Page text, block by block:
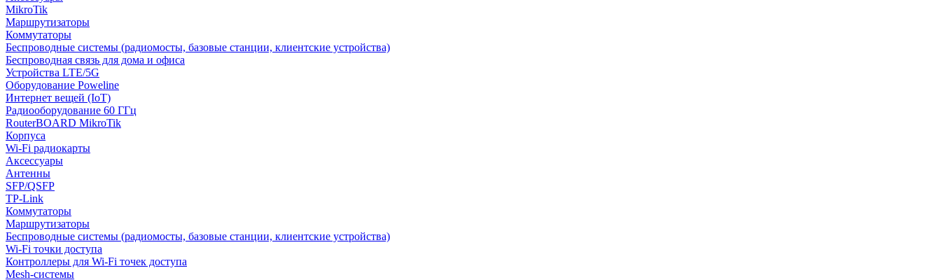
MikroTik
Маршрутизаторы
Коммутаторы
Беспроводные системы (радиомосты, базовые станции, клиентские устройства)
Беспроводная связь для дома и офиса
Устройства LTE/5G
Оборудование Poweline
Интернет вещей (IoT)
Радиооборудование 60 ГГц
RouterBOARD MikroTik
Корпуса
Wi-Fi радиокарты
Аксессуары
Антенны
SFP/QSFP
TP-Link
Коммутаторы
Маршрутизаторы
Беспроводные системы (радиомосты, базовые станции, клиентские устройства)
Wi-Fi точки доступа
Контроллеры для Wi-Fi точек доступа
Mesh-системы